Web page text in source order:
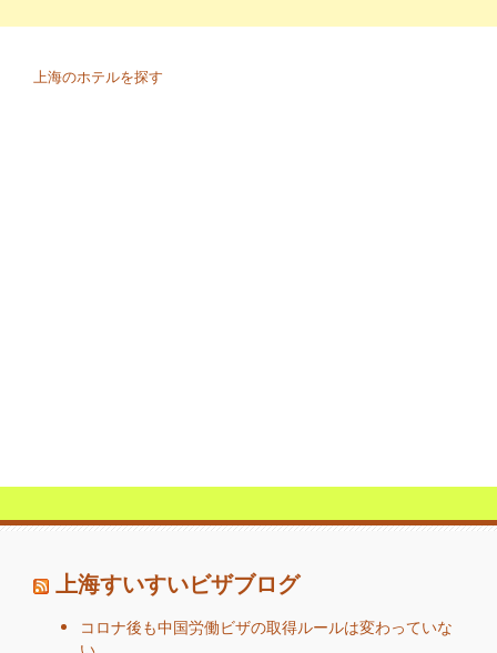
上海のホテルを探す
上海すいすいビザブログ
コロナ後も中国労働ビザの取得ルールは変わっていな